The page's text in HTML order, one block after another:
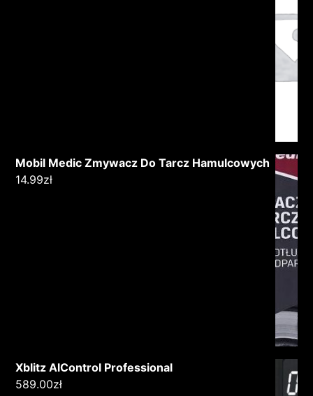
Mobil Medic Zmywacz Do Tarcz Hamulcowych
14.99zł
Xblitz AlControl Professional
589.00zł